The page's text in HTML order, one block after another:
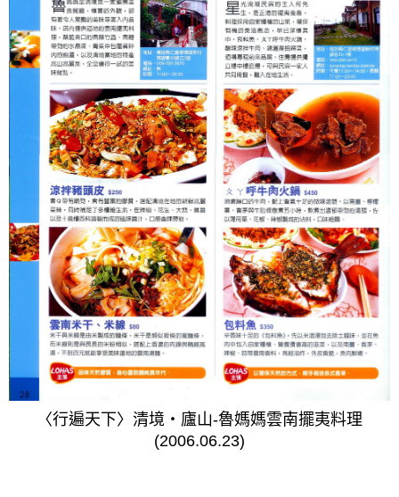
〈行遍天下〉清境‧廬山-魯媽媽雲南擺夷料理
(2006.06.23)